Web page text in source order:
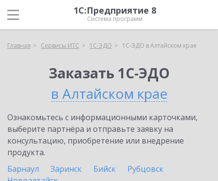
1С:Предприятие 8
Система программ
Главная Сервисы ИТС 1С-ЭДО 1С-ЭДО в Алтайском крае
Заказать 1С-ЭДО
в Алтайском крае
Ознакомьтесь с информационными карточками,
выберите партнёра и отправьте заявку на
консультацию, приобретение или внедрение
продукта.
Барнаул
Заринск Бийск
Рубцовск